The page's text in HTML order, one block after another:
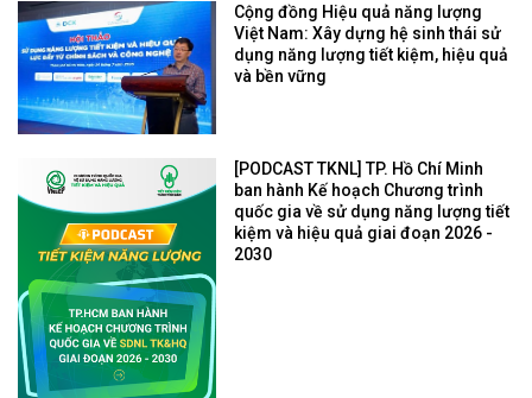
Cộng đồng Hiệu quả năng lượng
Việt Nam: Xây dựng hệ sinh thái sử
dụng năng lượng tiết kiệm, hiệu quả
và bền vững
[PODCAST TKNL] TP. Hồ Chí Minh
ban hành Kế hoạch Chương trình
quốc gia về sử dụng năng lượng tiết
kiệm và hiệu quả giai đoạn 2026 -
2030